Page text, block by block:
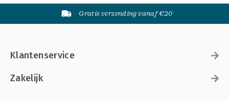
Gratis verzending vanaf €20
Klantenservice
Zakelijk